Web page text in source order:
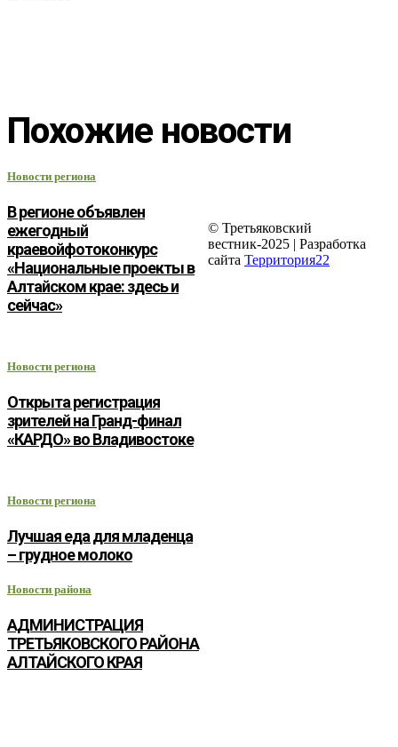
Похожие новости
Новости региона
В регионе объявлен
ежегодный
краевойфотоконкурс
«Национальные проекты в
Алтайском крае: здесь и
сейчас»
Новости региона
Открыта регистрация
зрителей на Гранд-финал
«КАРДО» во Владивостоке
Новости региона
Лучшая еда для младенца
– грудное молоко
Новости района
АДМИНИСТРАЦИЯ
ТРЕТЬЯКОВСКОГО РАЙОНА
АЛТАЙСКОГО КРАЯ
© Третьяковский
вестник-2025 | Разработка
сайта Территория22